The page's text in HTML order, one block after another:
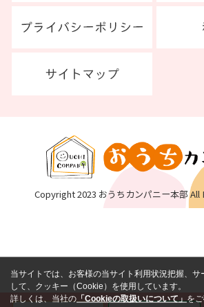
Copyright 2023 おうちカンパニー本部
当サイトでは、お客様の当サイト利用状況把握、サ
して、クッキー（Cookie）を使用しています。
詳しくは、当社の 「Cookieの取扱いについて」を